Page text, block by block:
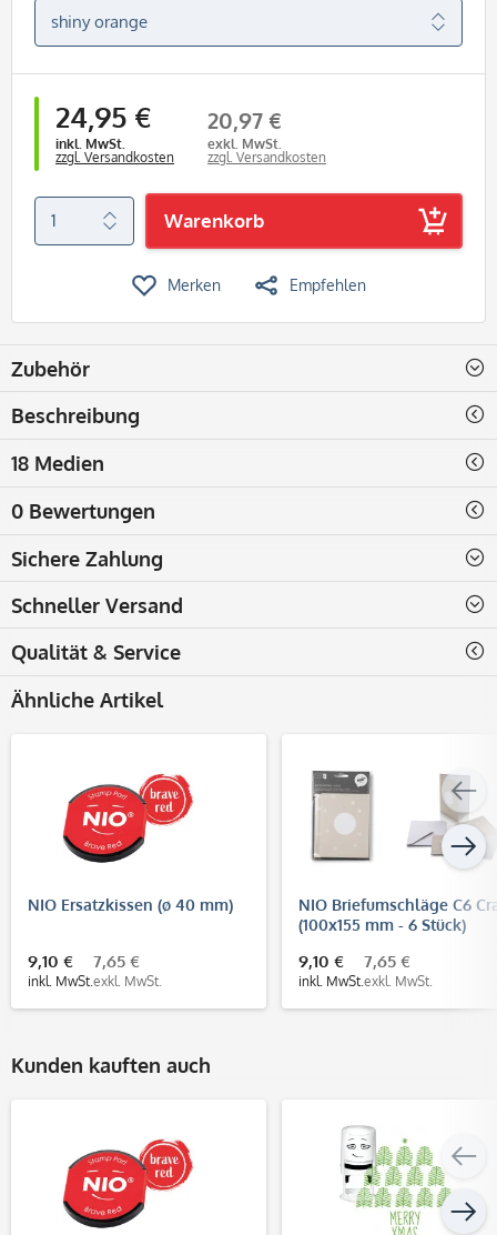
24,95 €
inkl. MwSt.
zzgl. Versandkosten
20,97 €
exkl. MwSt.
zzgl. Versandkosten
Warenkorb
Merken Empfehlen
Zubehör
Beschreibung
18 Medien
0 Bewertungen
Sichere Zahlung
Schneller Versand
Qualität & Service
Ähnliche Artikel
NIO Ersatzkissen (ø 40 mm)
9,10 €
inkl. MwSt.
7,65 €
exkl. MwSt.
NIO Briefumschläge C6
(100x155 mm - 6 Stück)
9,10 €
inkl. MwSt.
7,65 €
exkl. MwSt.
Kunden kauften auch